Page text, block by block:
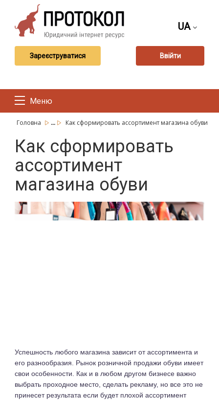
UA
Зареєструватися Ввійти
Меню
Головна ... Как сформировать ассортимент магазина обуви
Как сформировать
ассортимент
магазина обуви
Успешность любого магазина зависит от ассортимента и
его разнообразия. Рынок розничной продажи обуви имеет
свои особенности. Как и в любом другом бизнесе важно
выбрать проходное место, сделать рекламу, но все это не
принесет результата если будет плохой ассортимент